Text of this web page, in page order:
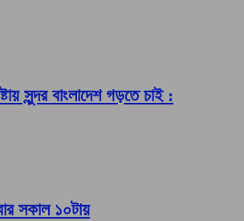
সুন্দর বাংলাদেশ গড়তে চাই :
সকাল ১০টায়